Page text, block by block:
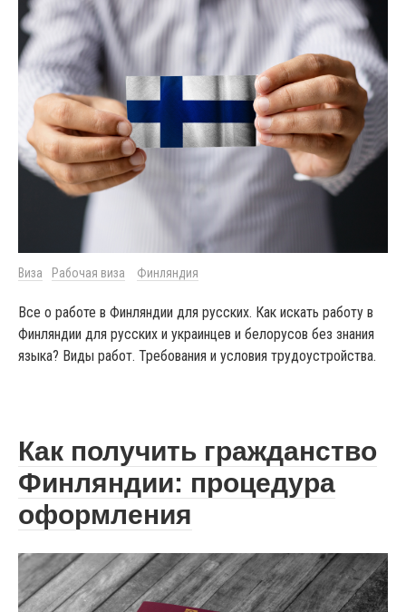
Виза Рабочая виза Финляндия
Все о работе в Финляндии для русских. Как искать работу в
Финляндии для русских и украинцев и белорусов без знания
языка? Виды работ. Требования и условия трудоустройства.
Как получить гражданство
Финляндии: процедура
оформления